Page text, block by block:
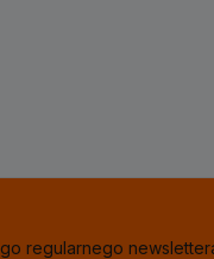
regularnego